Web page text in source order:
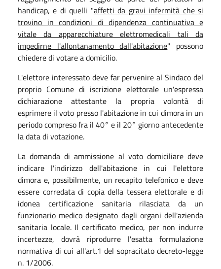
handicap, e di quelli "affetti da gravi infermità che si
trovino in condizioni di dipendenza continuativa e
vitale da apparecchiature elettromedicali tali da
impedirne l'allontanamento dall'abitazione" possono
chiedere di votare a domicilio.
L'elettore interessato deve far pervenire al Sindaco del
proprio Comune di iscrizione elettorale un'espressa
dichiarazione attestante la propria volontà di
esprimere il voto presso l'abitazione in cui dimora in un
periodo compreso fra il 40° e il 20° giorno antecedente
la data di votazione.
La domanda di ammissione al voto domiciliare deve
indicare l'indirizzo dell'abitazione in cui l'elettore
dimora e, possibilmente, un recapito telefonico e deve
essere corredata di copia della tessera elettorale e di
idonea certificazione sanitaria rilasciata da un
funzionario medico designato dagli organi dell'azienda
sanitaria locale. Il certificato medico, per non indurre
incertezze, dovrà riprodurre l'esatta formulazione
normativa di cui all'art.1 del sopracitato decreto-legge
n. 1/2006.